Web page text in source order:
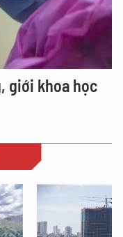
giới khoa học